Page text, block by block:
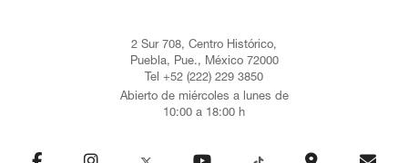
2 Sur 708, Centro Histórico,
Puebla, Pue., México 72000
Tel +52 (222) 229 3850
Abierto de miércoles a lunes de
10:00 a 18:00 h